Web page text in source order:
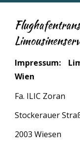
Impressum:
Wien
Fa. ILIC Zoran
Stockerauer
2003 Wiesen